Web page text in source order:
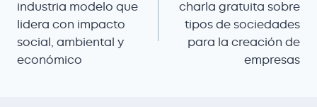
industria modelo que
lidera con impacto
social, ambiental y
económico
charla gratuita sobre
tipos de sociedades
para la creación de
empresas